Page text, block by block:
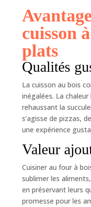
cuisson
plats
Qualités
La cuisson au bois
inégalées. La
rehaussant la
s’agisse de pizzas,
une expérience
Valeur
Cuisiner au four à
sublimer les
en préservant leurs
promesse pour les